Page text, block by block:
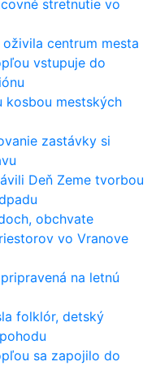
stretnutie vo
centrum mesta
vstupuje do
kosbou mestských
zastávky si
Deň Zeme tvorbou
obchvate
vo Vranove
na letnú
folklór, detský
sa zapojilo do